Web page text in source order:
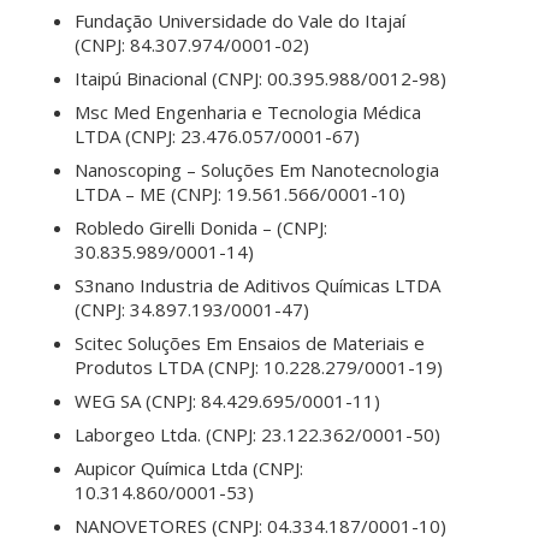
Fundação Universidade do Vale do Itajaí
(CNPJ: 84.307.974/0001-02)
Itaipú Binacional (CNPJ: 00.395.988/0012-98)
Msc Med Engenharia e Tecnologia Médica
LTDA (CNPJ: 23.476.057/0001-67)
Nanoscoping – Soluções Em Nanotecnologia
LTDA – ME (CNPJ: 19.561.566/0001-10)
Robledo Girelli Donida – (CNPJ:
30.835.989/0001-14)
S3nano Industria de Aditivos Químicas LTDA
(CNPJ: 34.897.193/0001-47)
Scitec Soluções Em Ensaios de Materiais e
Produtos LTDA (CNPJ: 10.228.279/0001-19)
WEG SA (CNPJ: 84.429.695/0001-11)
Laborgeo Ltda. (CNPJ: 23.122.362/0001-50)
Aupicor Química Ltda (CNPJ:
10.314.860/0001-53)
NANOVETORES (CNPJ: 04.334.187/0001-10)